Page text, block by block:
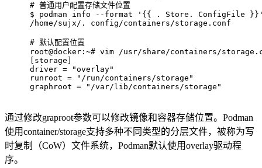
# 普通用户配置存储文件位置
$ podman info --format
'{{ . Store. ConfigFile
/home/sujx/. config/containers/storage.conf
# 默认配置位置
root@docker:~# vim /usr/share/containers/
[storage]
driver = "overlay"
runroot = "/run/containers/storage"
graphroot = "/var/lib/containers/storage"
通过修改graproot参数可以修改镜像和容器存储位置。Podman
使用container/storage支持多种不同类型的分层文件，被称为写
时复制（CoW）文件系统，Podman默认使用overlay驱动程
序。